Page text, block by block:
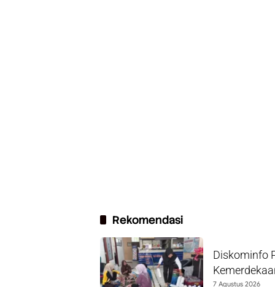
Rekomendasi
Diskominfo
7 Agustus 2026